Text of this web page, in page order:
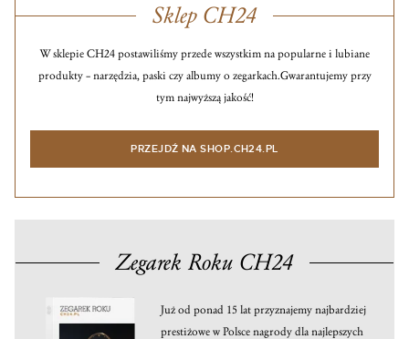
Sklep CH24
W sklepie CH24 postawiliśmy przede wszystkim na popularne i lubiane
produkty – narzędzia, paski czy albumy o zegarkach.Gwarantujemy przy
tym najwyższą jakość!
PRZEJDŹ NA SHOP.CH24.PL
Zegarek Roku CH24
Już od ponad 15 lat przyznajemy najbardziej
prestiżowe w Polsce nagrody dla najlepszych